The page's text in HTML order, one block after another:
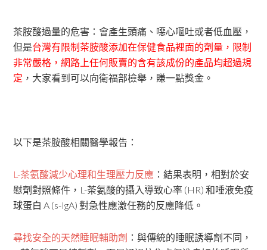
茶胺酸過量的危害：會產生頭痛、噁心嘔吐或者低血壓，
但是台灣有限制茶胺酸添加在保健食品裡面的劑量，限制
非常嚴格，網路上任何販賣的含有該成份的產品均超過規
定 ，大家看到可以向衛福部檢舉，賺一點獎金。
以下是茶胺酸相關醫學報告：
L-茶氨酸減少心理和生理壓力反應 ：結果表明，相對於安
慰劑對照條件，L-茶氨酸的攝入導致心率 (HR) 和唾液免疫
球蛋白 A (s-IgA) 對急性應激任務的反應降低。
尋找安全的天然睡眠輔助劑 ：與傳統的睡眠誘導劑不同，